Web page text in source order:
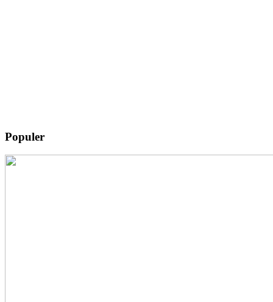
Populer